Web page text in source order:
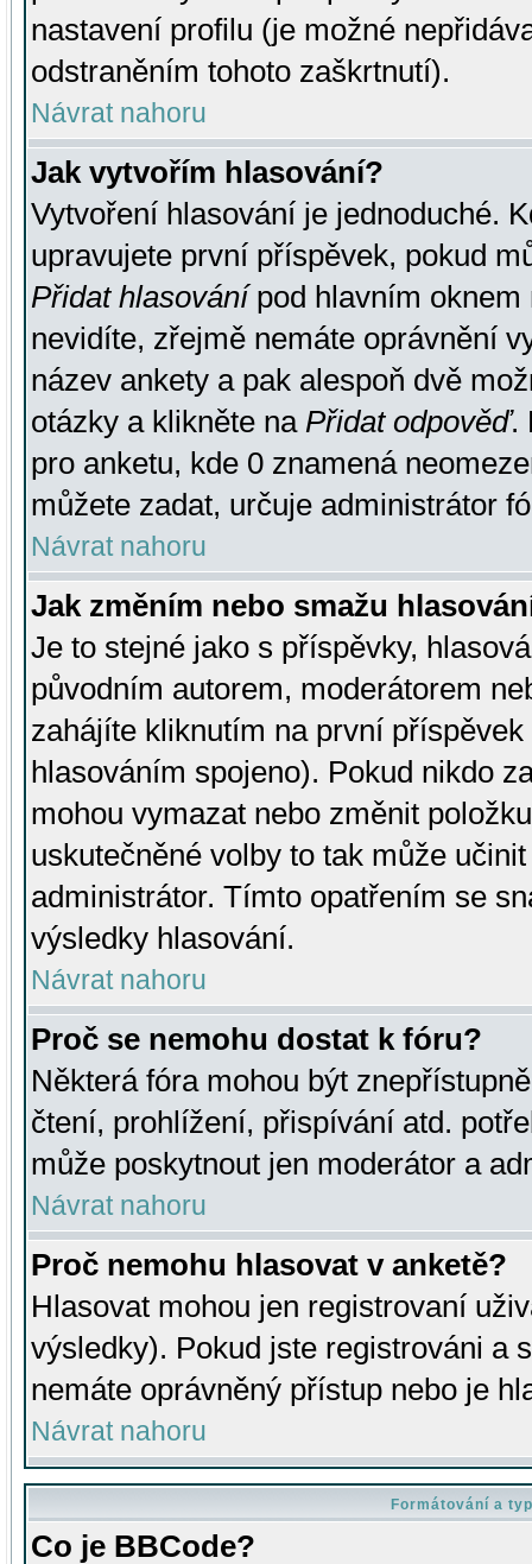
nastavení profilu (je možné
odstraněním tohoto zaškrtnutí).
Návrat nahoru
Jak vytvořím hlasování?
Vytvoření hlasování je jednoduché.
upravujete první příspěvek, pokud
Přidat hlasovánípod hlavním oknem
nevidíte, zřejmě nemáte oprávnění
název ankety a pak alespoň dvě
otázky a klikněte na Přidat odpověď.
pro anketu, kde 0 znamená
můžete zadat, určuje administrátor
Návrat nahoru
Jak změním nebo smažu
Je to stejné jako s příspěvky,
původním autorem, moderátorem
zahájíte kliknutím na první
hlasováním spojeno). Pokud nikdo
mohou vymazat nebo změnit
uskutečněné volby to tak může
administrátor. Tímto opatřením se
výsledky hlasování.
Návrat nahoru
Proč se nemohu dostat k fóru?
Některá fóra mohou být
čtení, prohlížení, přispívání atd.
může poskytnout jen moderátor a
Návrat nahoru
Proč nemohu hlasovat v anketě?
Hlasovat mohou jen registrovaní
výsledky). Pokud jste registrováni a
nemáte oprávněný přístup nebo je
Návrat nahoru
Formátování a
Co je BBCode?